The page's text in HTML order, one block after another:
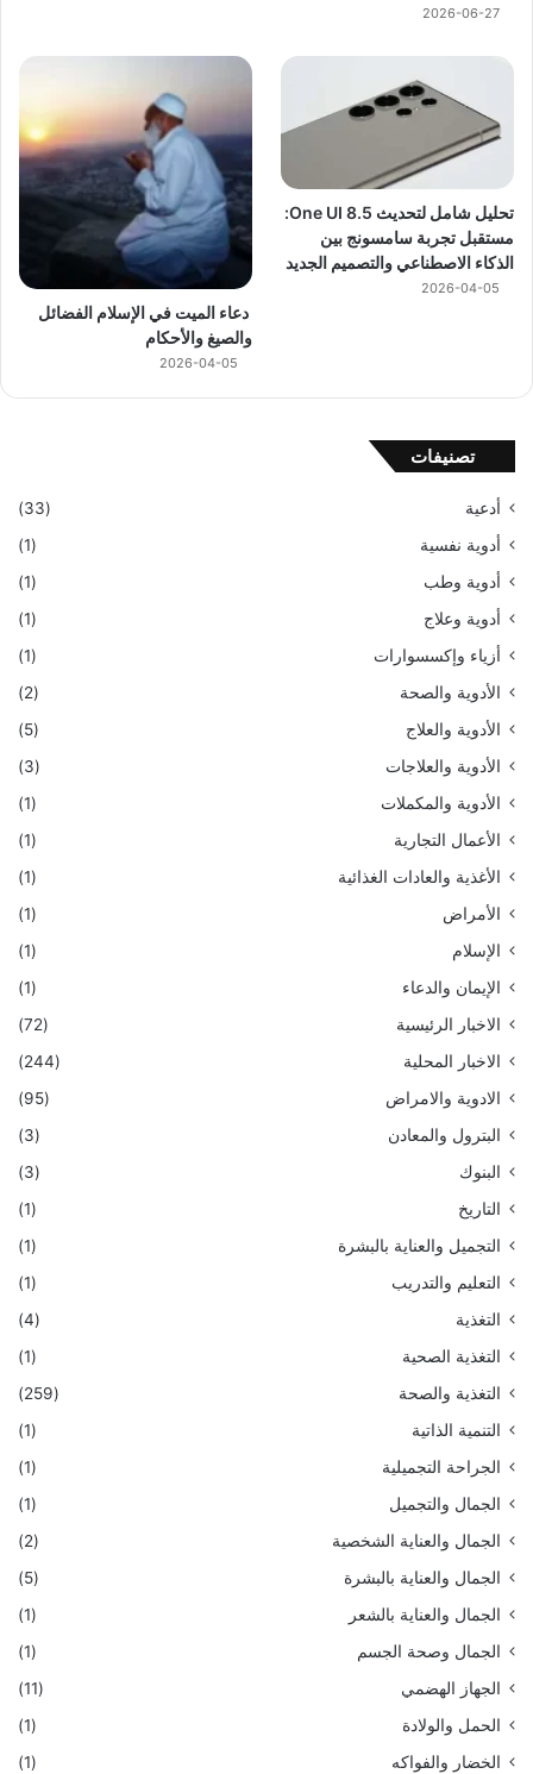
2026-06-27
تحليل شامل لتحديث One UI 8.5:
مستقبل تجربة سامسونج بين
الذكاء الاصطناعي والتصميم الجديد
2026-04-05
دعاء الميت في الإسلام الفضائل
والصيغ والأحكام
2026-04-05
تصنيفات
أدعية
(33)
أدوية نفسية
(1)
أدوية وطب
(1)
أدوية وعلاج
(1)
أزياء وإكسسوارات
(1)
الأدوية والصحة
(2)
الأدوية والعلاج
(5)
الأدوية والعلاجات
(3)
الأدوية والمكملات
(1)
الأعمال التجارية
(1)
الأغذية والعادات الغذائية
(1)
الأمراض
(1)
الإسلام
(1)
الإيمان والدعاء
(1)
الاخبار الرئيسية
(72)
الاخبار المحلية
(244)
الادوية والامراض
(95)
البترول والمعادن
(3)
البنوك
(3)
التاريخ
(1)
التجميل والعناية بالبشرة
(1)
التعليم والتدريب
(1)
التغذية
(4)
التغذية الصحية
(1)
التغذية والصحة
(259)
التنمية الذاتية
(1)
الجراحة التجميلية
(1)
الجمال والتجميل
(1)
الجمال والعناية الشخصية
(2)
الجمال والعناية بالبشرة
(5)
الجمال والعناية بالشعر
(1)
الجمال وصحة الجسم
(1)
الجهاز الهضمي
(11)
الحمل والولادة
(1)
الخضار والفواكه
(1)